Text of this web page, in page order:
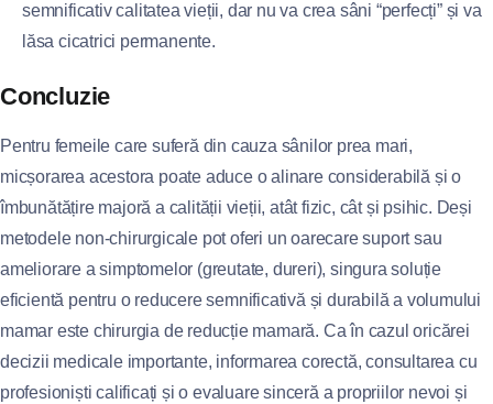
semnificativ calitatea vieții, dar nu va crea sâni “perfecți” și va
lăsa cicatrici permanente.
Concluzie
Pentru femeile care suferă din cauza sânilor prea mari,
micșorarea acestora poate aduce o alinare considerabilă și o
îmbunătățire majoră a calității vieții, atât fizic, cât și psihic. Deși
metodele non-chirurgicale pot oferi un oarecare suport sau
ameliorare a simptomelor (greutate, dureri), singura soluție
eficientă pentru o reducere semnificativă și durabilă a volumului
mamar este chirurgia de reducție mamară. Ca în cazul oricărei
decizii medicale importante, informarea corectă, consultarea cu
profesioniști calificați și o evaluare sinceră a propriilor nevoi și